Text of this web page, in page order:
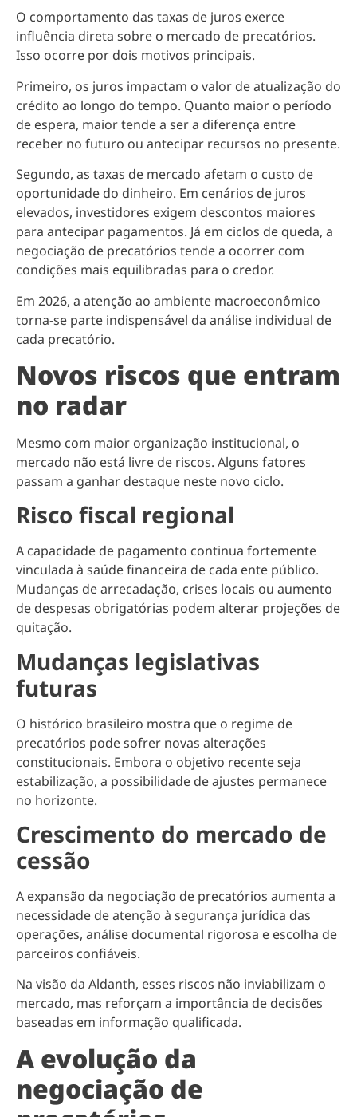
O comportamento das taxas de juros exerce
influência direta sobre o mercado de precatórios.
Isso ocorre por dois motivos principais.
Primeiro, os juros impactam o valor de atualização do
crédito ao longo do tempo. Quanto maior o período
de espera, maior tende a ser a diferença entre
receber no futuro ou antecipar recursos no presente.
Segundo, as taxas de mercado afetam o custo de
oportunidade do dinheiro. Em cenários de juros
elevados, investidores exigem descontos maiores
para antecipar pagamentos. Já em ciclos de queda, a
negociação de precatórios tende a ocorrer com
condições mais equilibradas para o credor.
Em 2026, a atenção ao ambiente macroeconômico
torna-se parte indispensável da análise individual de
cada precatório.
Novos riscos que entram
no radar
Mesmo com maior organização institucional, o
mercado não está livre de riscos. Alguns fatores
passam a ganhar destaque neste novo ciclo.
Risco fiscal regional
A capacidade de pagamento continua fortemente
vinculada à saúde financeira de cada ente público.
Mudanças de arrecadação, crises locais ou aumento
de despesas obrigatórias podem alterar projeções de
quitação.
Mudanças legislativas
futuras
O histórico brasileiro mostra que o regime de
precatórios pode sofrer novas alterações
constitucionais. Embora o objetivo recente seja
estabilização, a possibilidade de ajustes permanece
no horizonte.
Crescimento do mercado de
cessão
A expansão da negociação de precatórios aumenta a
necessidade de atenção à segurança jurídica das
operações, análise documental rigorosa e escolha de
parceiros confiáveis.
Na visão da Aldanth, esses riscos não inviabilizam o
mercado, mas reforçam a importância de decisões
baseadas em informação qualificada.
A evolução da
negociação de